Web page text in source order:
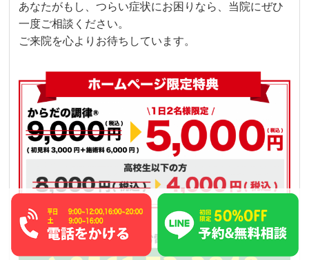
あなたがもし、つらい症状にお困りなら、当院にぜひ
一度ご相談ください。
ご来院を心よりお待ちしています。